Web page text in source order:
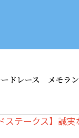
ドレース メモラ
ステークス】誠